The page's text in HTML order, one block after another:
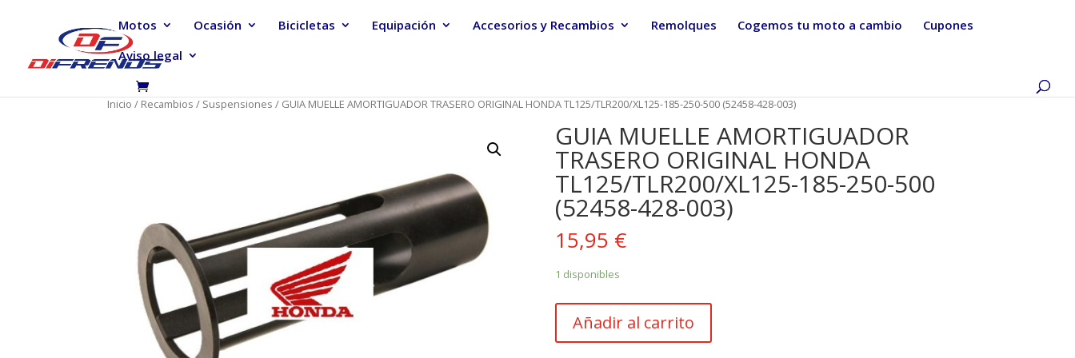
Motos Ocasión Bicicletas Equipación Accesorios y Recambios Remolques Cogemos tu moto a cambio
Cupones
Aviso legal
Inicio / Recambios / Suspensiones / GUIA MUELLE AMORTIGUADOR TRASERO ORIGINAL HONDA TL125/TLR200/XL125-185-250-500 (52458-428-003)
GUIA MUELLE AMORTIGUADOR
TRASERO ORIGINAL HONDA
TL125/TLR200/XL125-185-250-500
(52458-428-003)
15,95 €
1 disponibles
MUELLE
Añadir al carrito